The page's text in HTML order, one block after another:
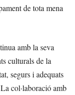
de tota mena
amb la seva
culturals de la
segurs i adequats
col·laboració amb